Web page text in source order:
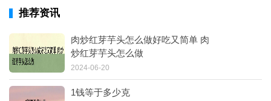
推荐资讯
肉炒红芽芋头怎么做好吃又简单 肉
炒红芽芋头怎么做
2024-06-20
1钱等于多少克